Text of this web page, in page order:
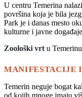
U centru Temerina
površina koja je bila
Park je i danas mesto
kulturne i javne
Zoološki vrt u
MANIFESTACIJE
Temerin neguje bogat
od kojih mnoge imaju